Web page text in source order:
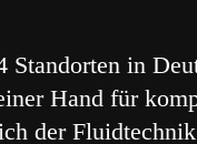
in
Hand für
der